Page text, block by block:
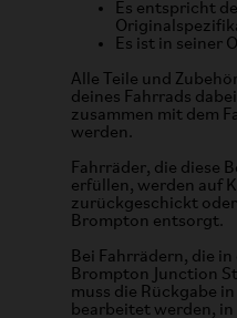
Es entspricht
Es ist in seiner
Alle Teile und
deines Fahrrads
zusammen mit dem
werden.
Fahrräder, die diese
erfüllen, werden auf
zurückgeschickt oder
Brompton entsorgt.
Bei Fahrrädern, die
Brompton Junction
muss die Rückgabe
bearbeitet werden, in